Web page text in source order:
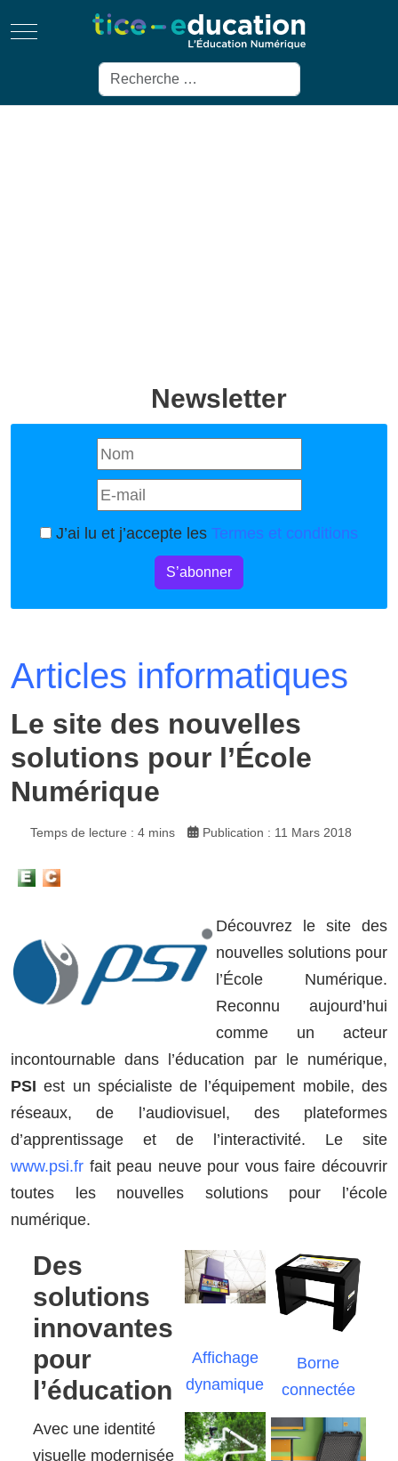
Mobile Menu Toggle
Rechercher
Newsletter
J’ai lu et j’accepte les Termes et conditions
S’abonner
Articles informatiques
Le site des nouvelles
solutions pour l’École
Numérique
Temps de lecture : 4 mins Publication : 11 Mars 2018
Découvrez le site des
nouvelles solutions pour
l’École Numérique.
Reconnu aujourd’hui
comme un acteur
incontournable dans l’éducation par le numérique,
PSI est un spécialiste de l’équipement mobile, des
réseaux, de l’audiovisuel, des plateformes
d’apprentissage et de l’interactivité. Le site
www.psi.fr fait peau neuve pour vous faire découvrir
toutes les nouvelles solutions pour l’école
numérique.
Des
solutions
innovantes
pour
l’éducation
Avec une identité
visuelle modernisée
Affichage
dynamique
Borne
connectée